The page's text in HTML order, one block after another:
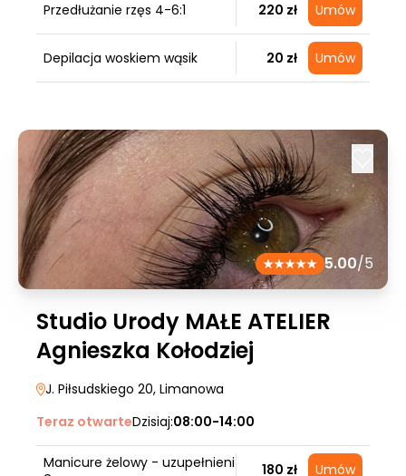
Przedłużanie rzęs 4-6:1 220 zł Umów
Depilacja woskiem wąsik 20 zł Umów
5.00/5
Studio Urody MAŁE ATELIER
Agnieszka Kołodziej
J. Piłsudskiego 20, Limanowa
Teraz otwarteDzisiaj:08:00-14:00
Manicure żelowy - uzupełnieni
180 zł Umów